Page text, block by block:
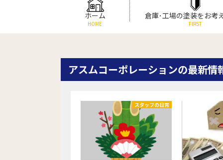
ホーム
HOME
倉庫･工場の塗装をお考
FIRST
アスムコーポレーションの最新情
スタッフの日常